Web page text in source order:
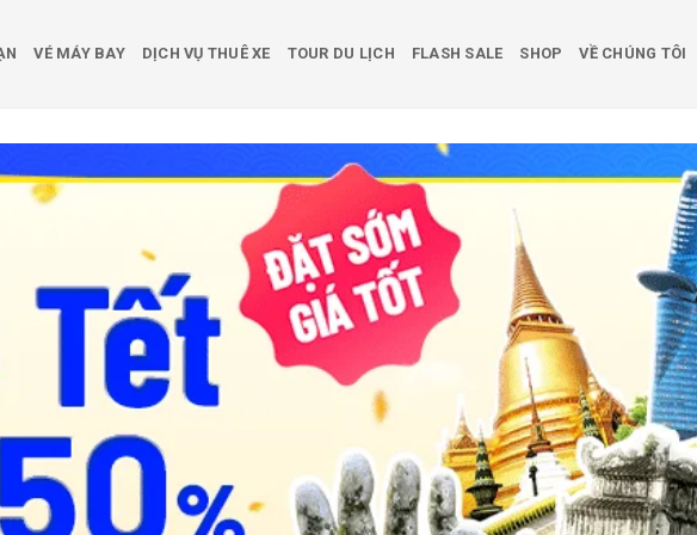
VÉ MÁY BAY DỊCH VỤ THUÊ XE TOUR DU LỊCH FLASH SALE SHOP VỀ CHÚNG TÔI